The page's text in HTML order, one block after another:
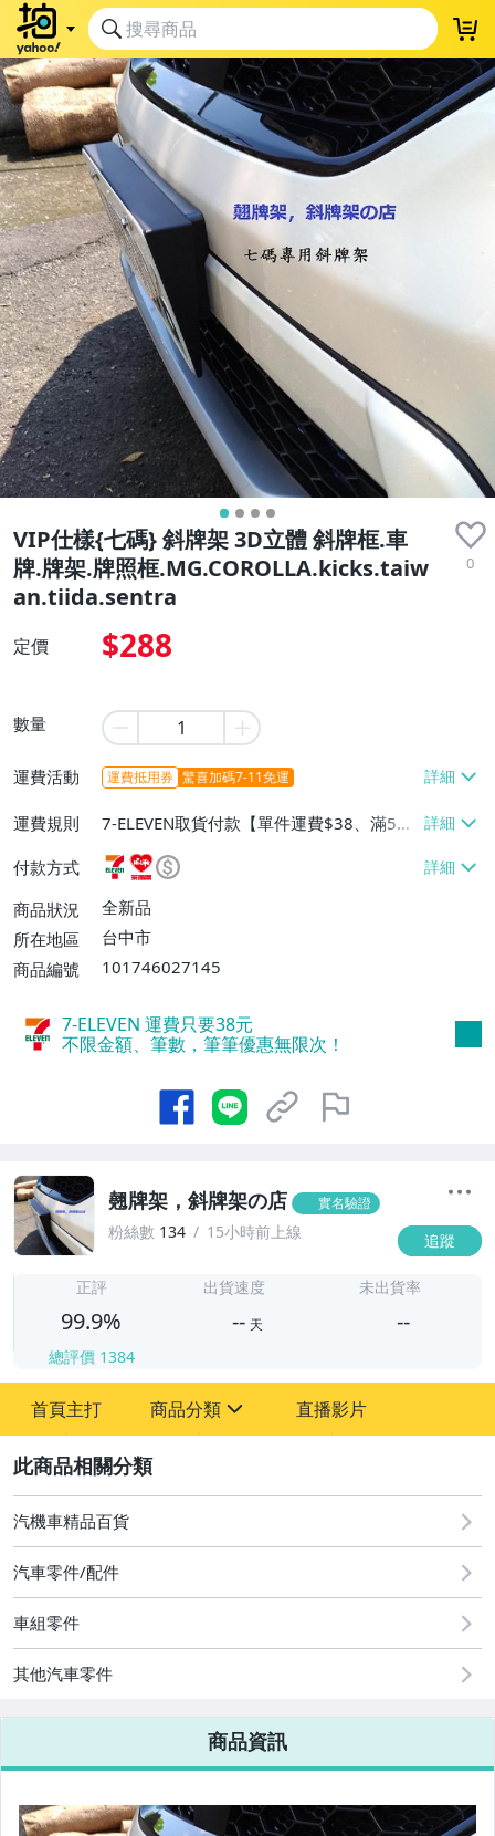
VIP仕樣{七碼} 斜牌架 3D立體 斜牌框.車
牌.牌架.牌照框.MG.COROLLA.kicks.taiw
an.tiida.sentra
0
定價 $288
數量
運費活動 運費抵用券 驚喜加碼7-11免運
運費規則
7-ELEVEN取貨付款【單件運費$38、滿5件
或消費滿$2000免運費】、萊爾富取貨付款
【單件運費$60、滿3件免運費】、郵局掛
號【單件運費$80、滿5件免運費】
付款方式
商品狀況
全新品
所在地區
台中市
商品編號
101746027145
7-ELEVEN 運費只要38元
不限金額、筆數，筆筆優惠無限次！
翹牌架，斜牌架の店 實名驗證
粉絲數 134 15小時前上線 追蹤
正評
99.9%
總評價 1384
出貨速度
-- 天
未出貨率
--
首頁主打 商品分類
汽機車精品百貨
直播影片
汽機車精品百貨
汽車零件/配件
車組零件
其他汽車零件
商品資訊